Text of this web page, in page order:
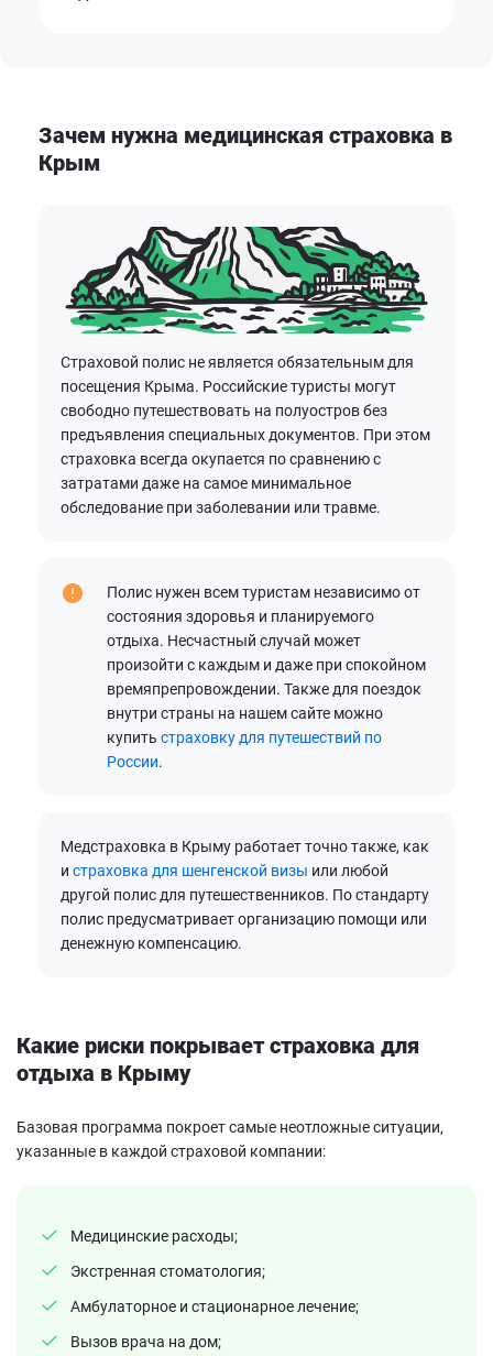
Зачем нужна медицинская страховка в
Крым
Страховой полис не является обязательным для
посещения Крыма. Российские туристы могут
свободно путешествовать на полуостров без
предъявления специальных документов. При этом
страховка всегда окупается по сравнению с
затратами даже на самое минимальное
обследование при заболевании или травме.
Полис нужен всем туристам независимо от
состояния здоровья и планируемого
отдыха. Несчастный случай может
произойти с каждым и даже при спокойном
времяпрепровождении. Также для поездок
внутри страны на нашем сайте можно
купить страховку для путешествий по
России.
Медстраховка в Крыму работает точно также, как
и страховка для шенгенской визы или любой
другой полис для путешественников. По стандарту
полис предусматривает организацию помощи или
денежную компенсацию.
Какие риски покрывает страховка для
отдыха в Крыму
Базовая программа покроет самые неотложные ситуации,
указанные в каждой страховой компании:
Медицинские расходы;
Экстренная стоматология;
Амбулаторное и стационарное лечение;
Вызов врача на дом;